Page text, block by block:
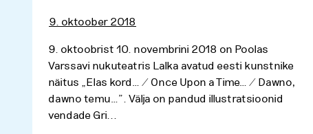
9. oktoober 2018
9. oktoobrist 10. novembrini 2018 on Poolas
Varssavi nukuteatris Lalka avatud eesti kunstnike
näitus „Elas kord… / Once Upon a Time… / Dawno,
dawno temu…”. Välja on pandud illustratsioonid
vendade Gri...